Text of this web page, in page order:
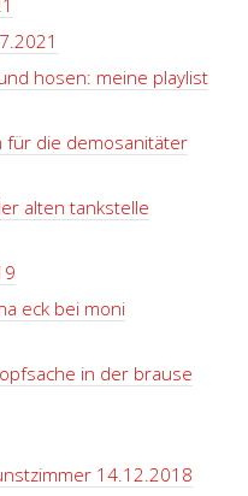
hosen: meine playlist
für die demosanitäter
alten tankstelle
eck bei moni
in der brause
14.12.2018